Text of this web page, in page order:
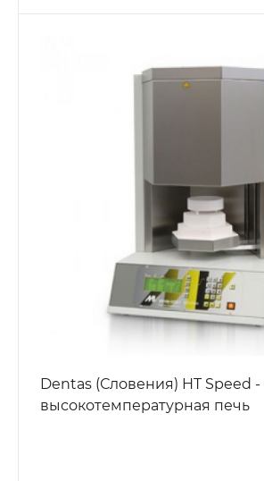
Dentas (Словения) HT Speed -
высокотемпературная печь